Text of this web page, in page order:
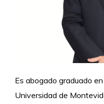
Es abogado graduado
Universidad de